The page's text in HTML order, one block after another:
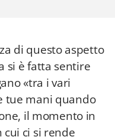
di questo aspetto
si è fatta sentire
«tra i vari
tue mani quando
il momento in
cui ci si rende